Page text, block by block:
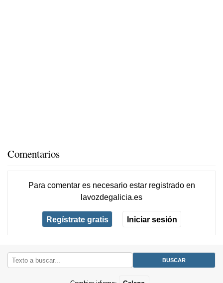
Comentarios
Para comentar es necesario estar registradoen
lavozdegalicia.es
Regístrate gratis Iniciar sesión